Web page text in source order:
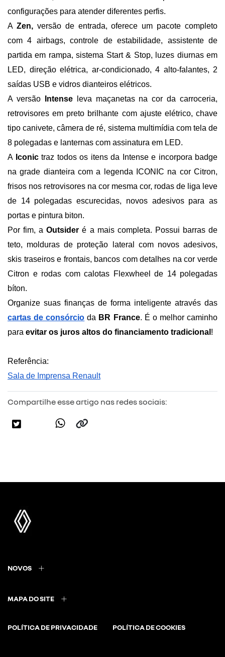
configurações para atender diferentes perfis.
A Zen, versão de entrada, oferece um pacote completo
com 4 airbags, controle de estabilidade, assistente de
partida em rampa, sistema Start & Stop, luzes diurnas em
LED, direção elétrica, ar-condicionado, 4 alto-falantes, 2
saídas USB e vidros dianteiros elétricos.
A versão Intense
leva maçanetas na cor da carroceria,
retrovisores em preto brilhante com ajuste elétrico, chave
tipo canivete, câmera de ré, sistema multimídia com tela de
8 polegadas e lanternas com assinatura em LED.
A Iconic traz todos os itens da Intense e incorpora badge
na grade dianteira com a legenda ICONIC na cor Citron,
frisos nos retrovisores na cor mesma cor, rodas de liga leve
de 14 polegadas escurecidas, novos adesivos para as
portas e pintura biton.
Por fim, a Outsider é a mais completa. Possui barras de
teto, molduras de proteção lateral com novos adesivos,
skis traseiros e frontais, bancos com detalhes na cor verde
Citron e rodas com calotas Flexwheel de 14 polegadas
bíton.
cartas de consórcio da BR France. É o melhor caminho
para evitar os juros altos do financiamento tradicional !
Referência:
Sala de Imprensa Renault
Compartilhe esse artigo nas redes sociais:
NOVOS
MAPA DO SITE
POLÍTICA DE PRIVACIDADE POLÍTICA DE COOKIES